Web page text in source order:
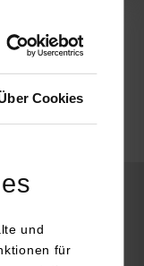
Cookies
und
für